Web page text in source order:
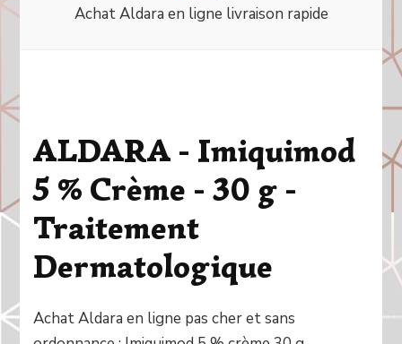
Achat Aldara en ligne livraison rapide
ALDARA - Imiquimod
5 % Crème - 30 g -
Traitement
Dermatologique
Achat Aldara en ligne pas cher et sans